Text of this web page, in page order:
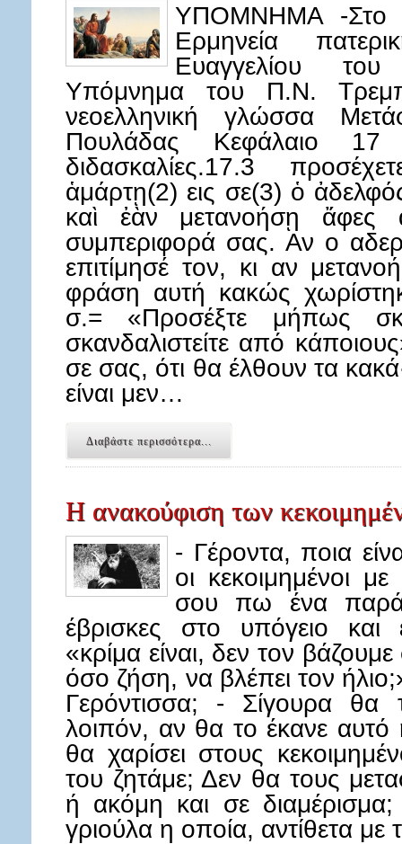
ΥΠΟΜΝΗΜΑ -Στο
Ερμηνεία
Ευαγγελίου του
Υπόμνημα του Π.Ν.
νεοελληνική γλώσσα
Πουλάδας Κεφάλαιο 17
διδασκαλίες.17.3
ἁμάρτῃ(2) εις σε(3) ὁ
καὶ ἐὰν μετανοήσῃ ἄφες
συμπεριφορά σας. Αν ο
επιτίμησέ τον, κι αν
φράση αυτή κακώς
σ.= «Προσέξτε μήπως
σκανδαλιστείτε από
σε σας, ότι θα έλθουν τα
είναι μεν…
Διαβάστε περισσότερα...
Η ανακούφιση των
- Γέροντα, ποια
οι κεκοιμημένοι
σου πω ένα
έβρισκες στο υπόγειο και
«κρίμα είναι, δεν τον
όσο ζήση, να βλέπει τον
Γερόντισσα; - Σίγουρα
λοιπόν, αν θα το έκανε
θα χαρίσει στους
του ζητάμε; Δεν θα τους
ή ακόμη και σε
γριούλα η οποία, αντίθετα